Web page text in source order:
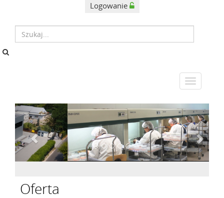
Logowanie
Oferta